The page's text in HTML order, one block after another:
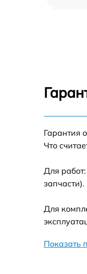
Гарантия
Что
Для
запчасти).
Для
Показать